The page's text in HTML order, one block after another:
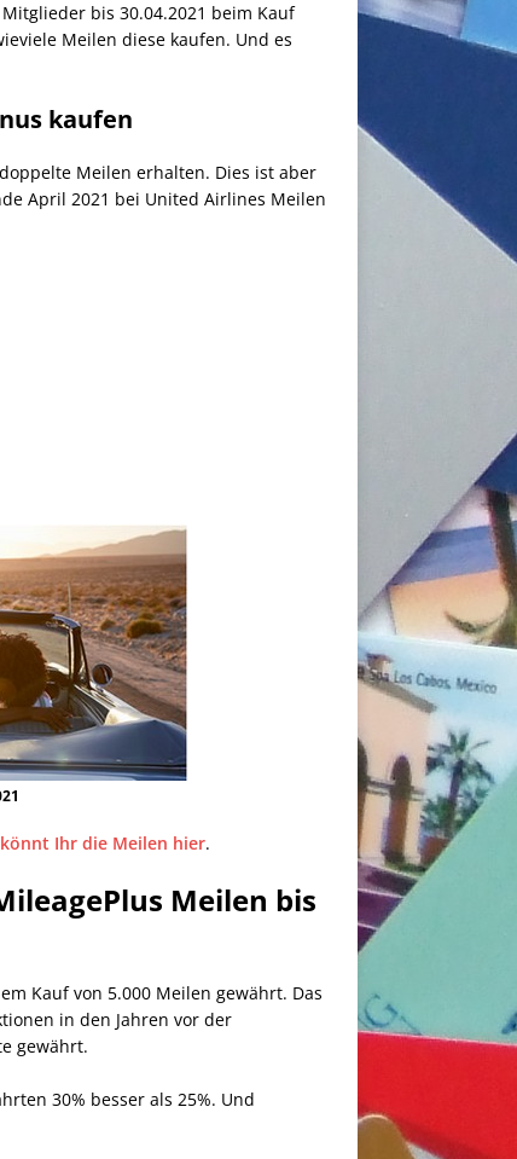
bis 30.04.2021 beim Kauf
Meilen diese kaufen. Und es
kaufen
Meilen erhalten. Dies ist aber
April 2021 bei United Airlines Meilen
Ihr die Meilen hier.
Meilen bis
Kauf von 5.000 Meilen gewährt. Das
in den Jahren vor der
gewährt.
30% besser als 25%. Und